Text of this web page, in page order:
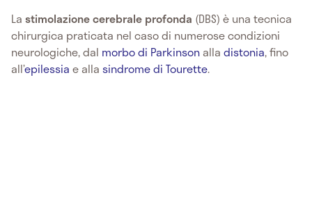
La stimolazione cerebrale profonda (DBS) è una tecnica
chirurgica praticata nel caso di numerose condizioni
neurologiche, dal morbo di Parkinson alla distonia, fino
all’epilessia e alla sindrome di Tourette.